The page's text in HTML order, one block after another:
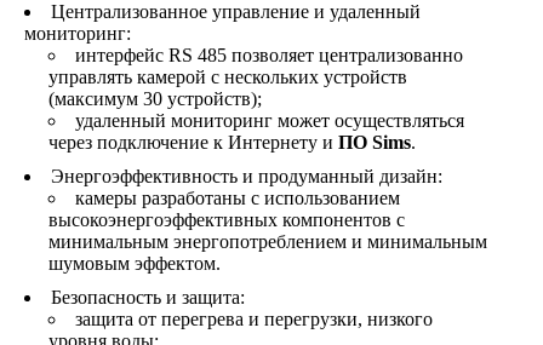
Централизованное управление и удаленный
мониторинг:
интерфейс RS 485 позволяет централизованно
управлять камерой с нескольких устройств
(максимум 30 устройств);
удаленный мониторинг может осуществляться
через подключение к Интернету и ПО Sims.
Энергоэффективность и продуманный дизайн:
камеры разработаны с использованием
высокоэнергоэффективных компонентов с
минимальным энергопотреблением и минимальным
шумовым эффектом.
Безопасность и защита:
защита от перегрева и перегрузки, низкого
уровня воды;